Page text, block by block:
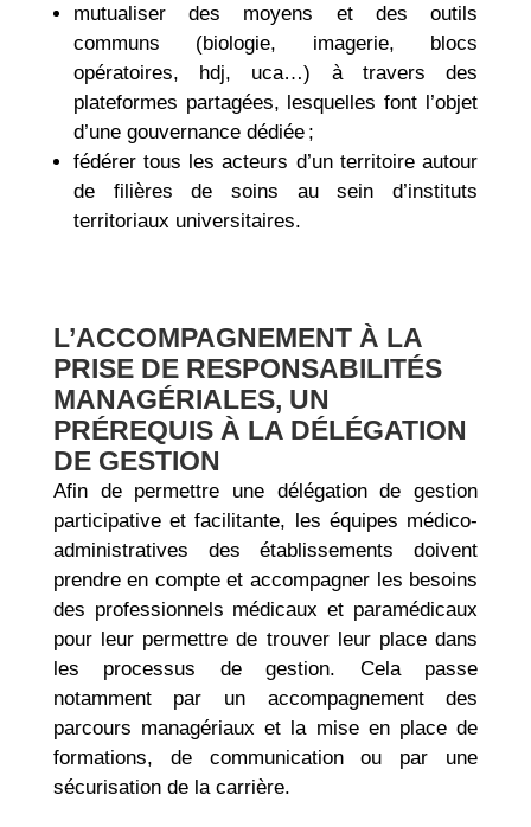
mutualiser des moyens et des outils
communs (biologie, imagerie, blocs
opératoires, hdj, uca…) à travers des
plateformes partagées, lesquelles font l’objet
d’une gouvernance dédiée ;
fédérer tous les acteurs d’un territoire autour
de filières de soins au sein d’instituts
territoriaux universitaires.
L’ACCOMPAGNEMENT À LA
PRISE DE RESPONSABILITÉS
MANAGÉRIALES, UN
PRÉREQUIS À LA DÉLÉGATION
DE GESTION
Afin de permettre une délégation de gestion
participative et facilitante, les équipes médico-
administratives des établissements doivent
prendre en compte et accompagner les besoins
des professionnels médicaux et paramédicaux
pour leur permettre de trouver leur place dans
les processus de gestion. Cela passe
notamment par un accompagnement des
parcours managériaux et la mise en place de
formations, de communication ou par une
sécurisation de la carrière.